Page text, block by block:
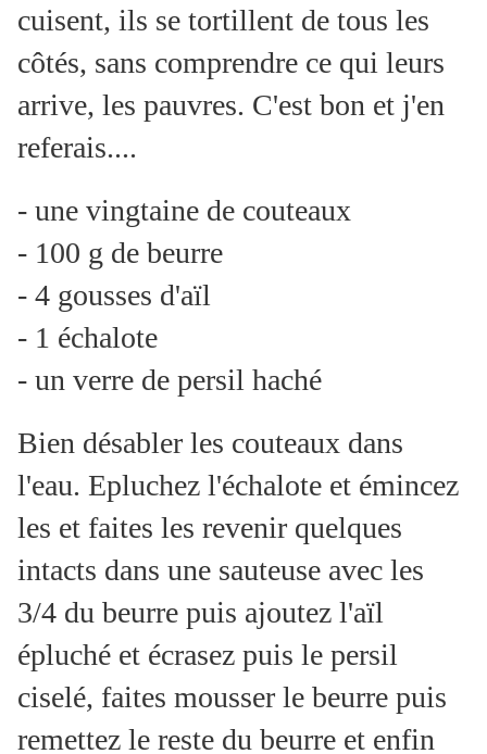
cuisent, ils se tortillent de tous les
côtés, sans comprendre ce qui leurs
arrive, les pauvres. C'est bon et j'en
referais....
- une vingtaine de couteaux
- 100 g de beurre
- 4 gousses d'aïl
- 1 échalote
- un verre de persil haché
Bien désabler les couteaux dans
l'eau. Epluchez l'échalote et émincez
les et faites les revenir quelques
intacts dans une sauteuse avec les
3/4 du beurre puis ajoutez l'aïl
épluché et écrasez puis le persil
ciselé, faites mousser le beurre puis
remettez le reste du beurre et enfin